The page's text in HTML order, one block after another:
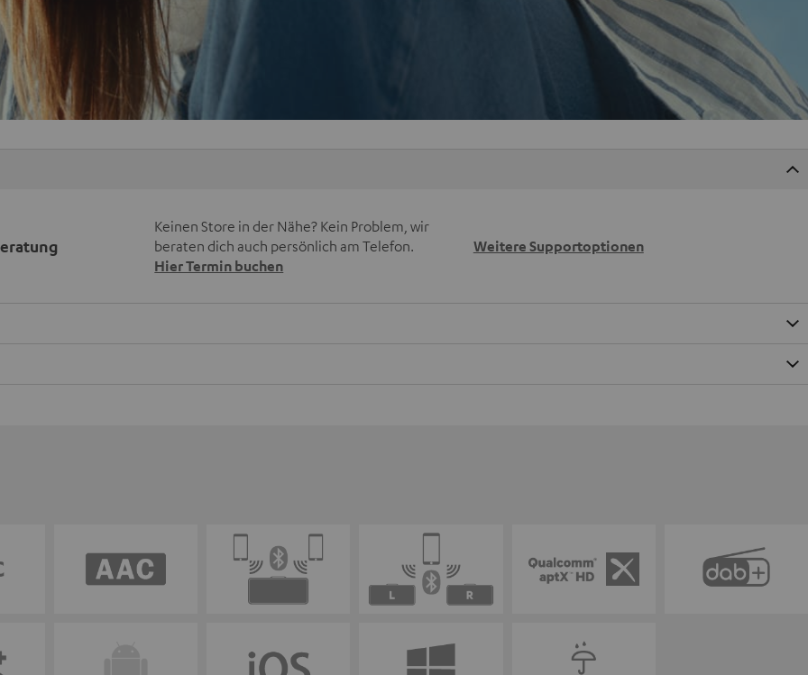
Keinen Store in der Nähe? Kein Problem, wir
beraten dich auch persönlich am Telefon.
Hier Termin buchen
Weitere Supportoptionen